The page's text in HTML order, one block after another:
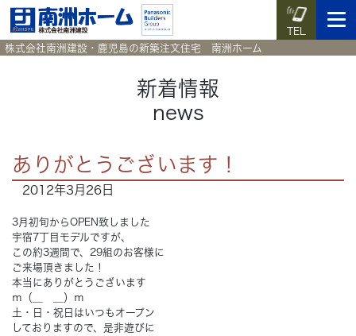
TEL
HOME ホーム
News 新着情報
Works 施工実例集
Voice お客様の声
株式会社南洲建設・鹿児島の新築注文住宅 南洲ホーム
新着情報
news
ありがとうございます！
2012年3月26日
3月初旬からOPEN致しました
宇宿7丁目モデルですが、
この約3週間で、29組のお客様に
ご来場頂きました！
本当にありがとうございます
ｍ（＿ ＿）ｍ
土・日・祝日はいつもオープン
しておりますので、是非遊びに